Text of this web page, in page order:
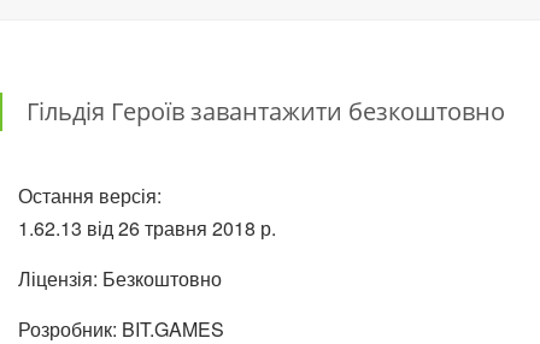
Гільдія Героїв завантажити безкоштовно
Остання версія:
1.62.13 від 26 травня 2018 р.
Ліцензія: Безкоштовно
Розробник: BIT.GAMES